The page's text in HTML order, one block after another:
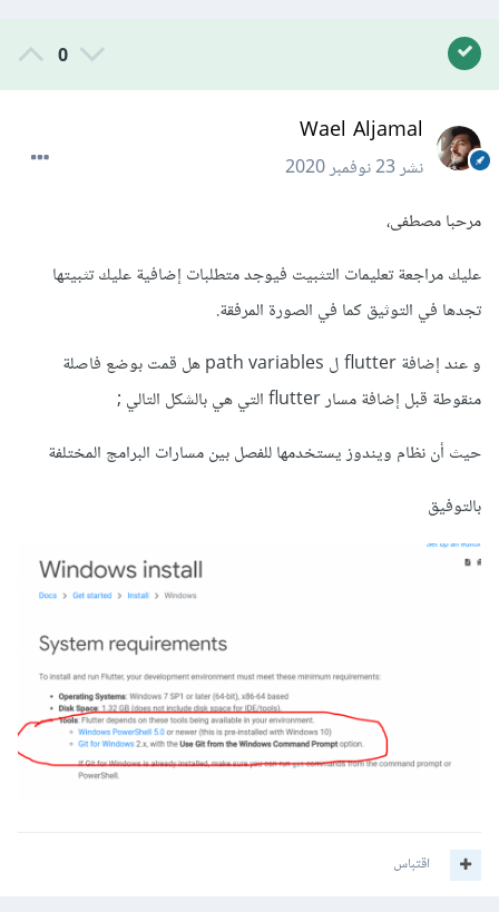
0
Wael Aljamal
نشر23 نوفمبر 2020
مرحبا مصطفى،
عليك مراجعة تعليمات التثبيت فيوجد متطلبات إضافية عليك تثبيتها
تجدها في التوثيق كما في الصورة المرفقة.
و عند إضافة flutter ل path variables هل قمت بوضع فاصلة
منقوطة قبل إضافة مسار flutter التي هي بالشكل التالي ;
حيث أن نظام ويندوز يستخدمها للفصل بين مسارات البرامج المختلفة
بالتوفيق
اقتباس